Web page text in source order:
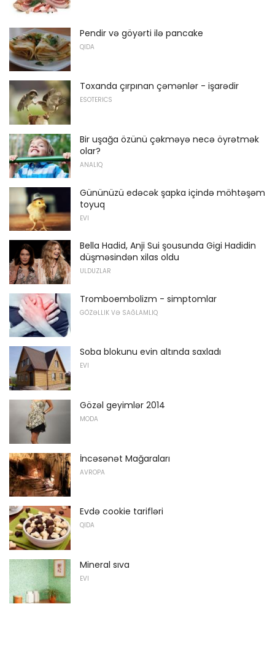
Pendir və göyərti ilə pancake
QIDA
Toxanda çırpınan çəmənlər - işarədir
ESOTERICS
Bir uşağa özünü çəkməyə necə öyrətmək
olar?
ANALIQ
Gününüzü edəcək şapka içində möhtəşəm
toyuq
EVI
Bella Hadid, Anji Sui şousunda Gigi Hadidin
düşməsindən xilas oldu
ULDUZLAR
Tromboembolizm - simptomlar
GÖZƏLLIK VƏ SAĞLAMLIQ
Soba blokunu evin altında saxladı
EVI
Gözəl geyimlər 2014
MODA
İncəsənət Mağaraları
AVROPA
Evdə cookie tarifləri
QIDA
Mineral sıva
EVI